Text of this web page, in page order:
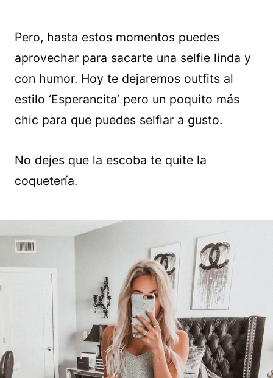
Pero, hasta estos momentos puedes
aprovechar para sacarte una selfie linda y
con humor. Hoy te dejaremos outfits al
estilo ‘Esperancita’ pero un poquito más
chic para que puedes selfiar a gusto.
No dejes que la escoba te quite la
coquetería.